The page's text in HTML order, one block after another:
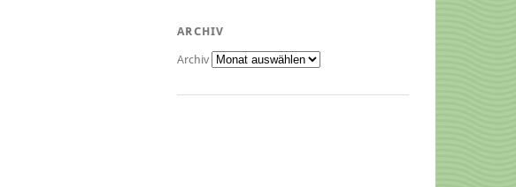
ARCHIV
Archiv